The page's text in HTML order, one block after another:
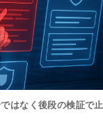
はなく後段の検証で